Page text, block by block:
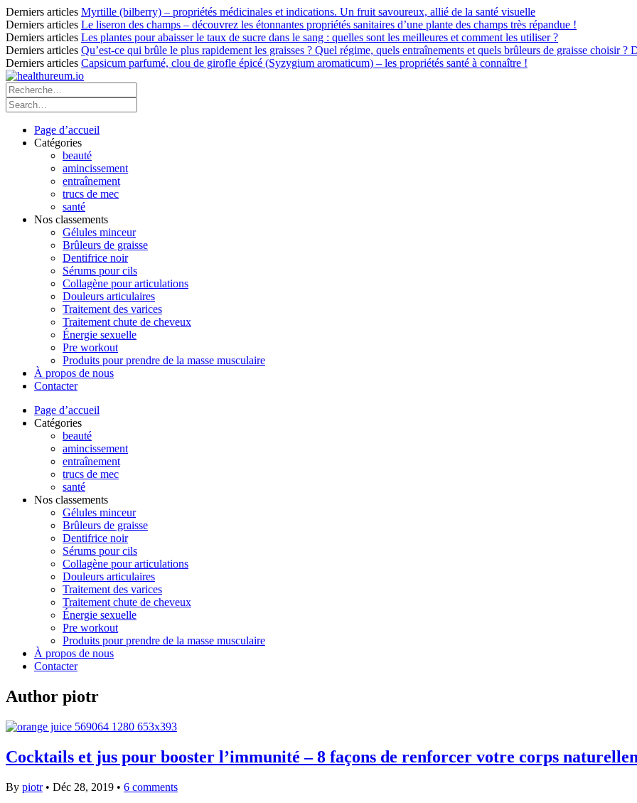
Derniers articles Myrtille (bilberry) – propriétés médicinales et indications. Un fruit savoureux, allié de la santé visuelle
Derniers articles Le liseron des champs – découvrez les étonnantes propriétés sanitaires d’une plante des champs très répandue !
Derniers articles Les plantes pour abaisser le taux de sucre dans le sang : quelles sont les meilleures et comment les utiliser ?
Derniers articles Qu’est-ce qui brûle le plus rapidement les graisses ? Quel régime, quels entraînements et quels brûleurs de graisse choisir ?
Derniers articles Capsicum parfumé, clou de girofle épicé (Syzygium aromaticum) – les propriétés santé à connaître !
Page d’accueil
Catégories
beauté
amincissement
entraînement
trucs de mec
santé
Nos classements
Gélules minceur
Brûleurs de graisse
Dentifrice noir
Sérums pour cils
Collagène pour articulations
Douleurs articulaires
Traitement des varices
Traitement chute de cheveux
Énergie sexuelle
Pre workout
Produits pour prendre de la masse musculaire
À propos de nous
Contacter
Page d’accueil
Catégories
beauté
amincissement
entraînement
trucs de mec
santé
Nos classements
Gélules minceur
Brûleurs de graisse
Dentifrice noir
Sérums pour cils
Collagène pour articulations
Douleurs articulaires
Traitement des varices
Traitement chute de cheveux
Énergie sexuelle
Pre workout
Produits pour prendre de la masse musculaire
À propos de nous
Contacter
Author piotr
Cocktails et jus pour booster l’immunité – 8 façons de renforcer votre corps
By piotr• Déc 28, 2019 • 6 comments